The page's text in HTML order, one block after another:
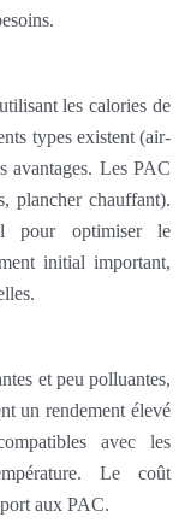
les calories de
types existent (air-
avantages. Les PAC
plancher chauffant).
pour optimiser le
initial important,
et peu polluantes,
un rendement élevé
avec les
Le coût
aux PAC.